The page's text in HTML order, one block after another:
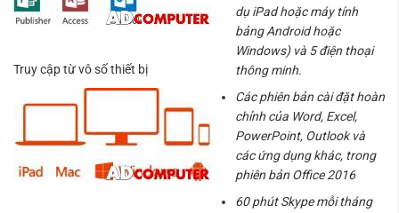
Truy cập từ vô số thiết bị
dụ iPad hoặcmáy tính
bảng Android hoặc
Windows) và 5 điện thoại
thông minh.
Các phiên bản cài đặt hoàn
chỉnh của Word, Excel,
PowerPoint, Outlook và
cácứng dụngkhác, trong
phiên bản Office 2016
60 phút Skype mỗi tháng